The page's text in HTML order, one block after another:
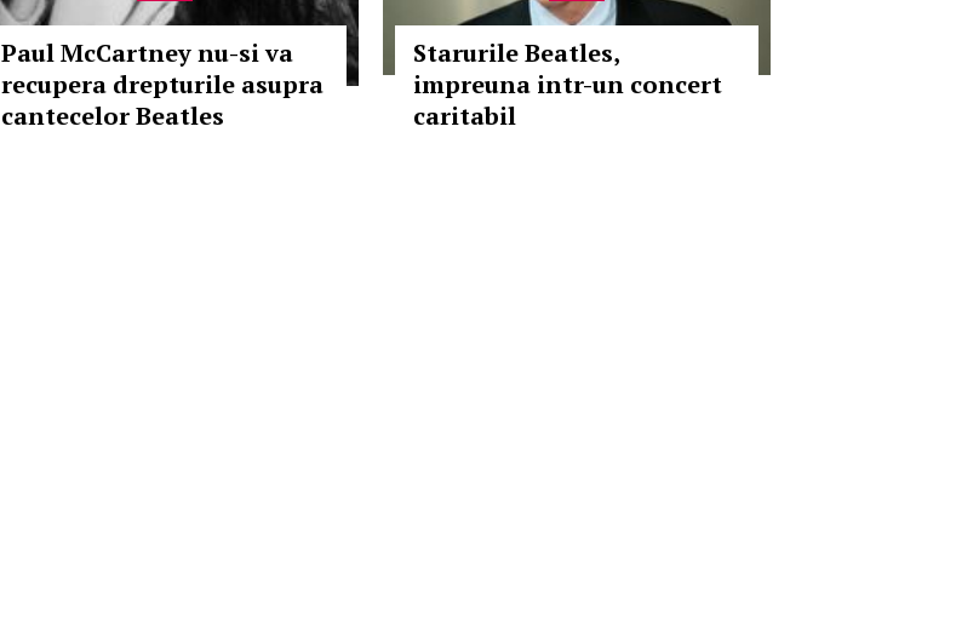
Paul McCartney nu-si va
recupera drepturile asupra
cantecelor Beatles
Starurile Beatles,
impreuna intr-un concert
caritabil